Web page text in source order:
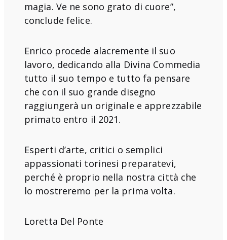
magia. Ve ne sono grato di cuore”,
conclude felice.
Enrico procede alacremente il suo
lavoro, dedicando alla Divina Commedia
tutto il suo tempo e tutto fa pensare
che con il suo grande disegno
raggiungerà un originale e apprezzabile
primato entro il 2021.
Esperti d’arte, critici o semplici
appassionati torinesi preparatevi,
perché è proprio nella nostra città che
lo mostreremo per la prima volta.
Loretta Del Ponte